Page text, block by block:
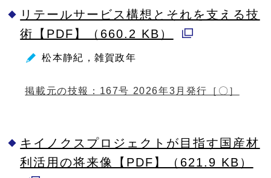
リテールサービス構想とそれを支える技
術【PDF】（660.2 KB）
ィ
ウ
で
松本静紀，雑賀政年
掲載元の技報：167号 2026年3月発行［〇］
キイノクスプロジェクトが目指す国産材
利活用の将来像【PDF】（621.9 KB）